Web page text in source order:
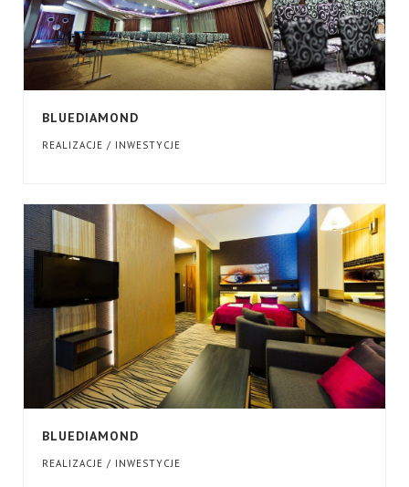
BLUEDIAMOND
REALIZACJE / INWESTYCJE
BLUEDIAMOND
REALIZACJE / INWESTYCJE